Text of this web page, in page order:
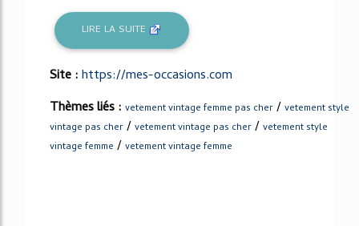
LIRE LA SUITE
Site :https://mes-occasions.com
Thèmes liés : vetement vintage femme pas cher / vetement style
vintage pas cher / vetement vintage pas cher / vetement style
vintage femme / vetement vintage femme